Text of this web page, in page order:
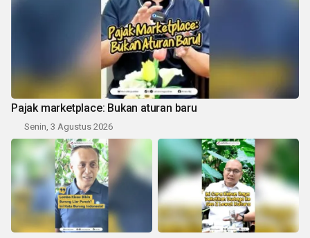
Pajak marketplace: Bukan aturan baru
Senin, 3 Agustus 2026